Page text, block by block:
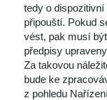
tedy o
připouští. Pokud
vést, pak musí
předpisy
Za takovou
bude ke
z pohledu